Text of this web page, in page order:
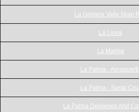
La Gomera Valle Gran
La Linea
La Marina
La Palma -
La Palma - Santa
La Palma Deliveries And